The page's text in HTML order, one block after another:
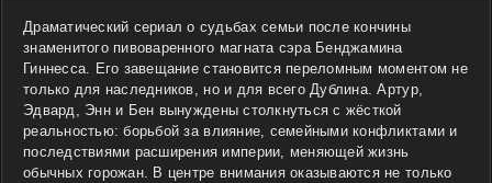
Драматический сериал о судьбах семьи после кончины
знаменитого пивоваренного магната сэра Бенджамина
Гиннесса. Его завещание становится переломным моментом не
только для наследников, но и для всего Дублина. Артур,
Эдвард, Энн и Бен вынуждены столкнуться с жёсткой
реальностью: борьбой за влияние, семейными конфликтами и
последствиями расширения империи, меняющей жизнь
обычных горожан. В центре внимания оказываются не только